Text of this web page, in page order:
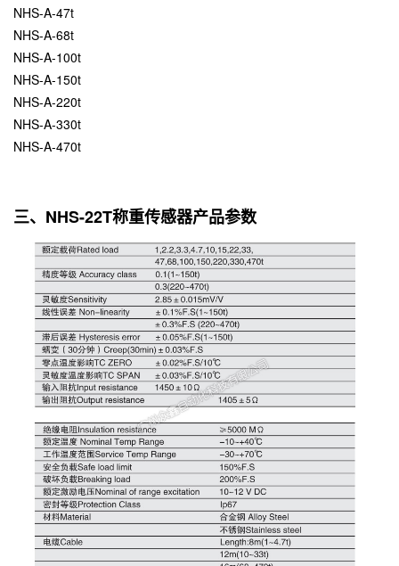
NHS-A-47t
NHS-A-68t
NHS-A-100t
NHS-A-150t
NHS-A-220t
NHS-A-330t
NHS-A-470t
三、NHS-22T称重传感器产品参数